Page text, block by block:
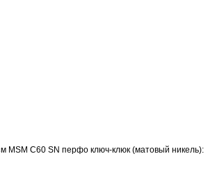
C60 SN перфо ключ-клюк (матовый никель):